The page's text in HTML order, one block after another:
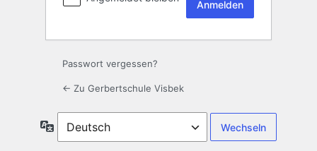
Passwort vergessen?
← Zu Gerbertschule Visbek
Sprache